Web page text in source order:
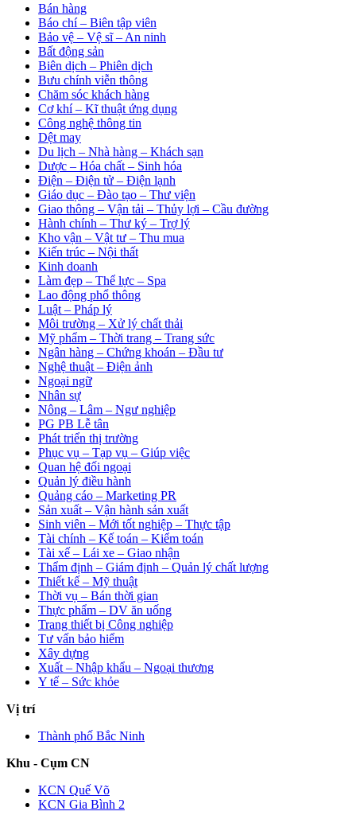
Bán hàng
Báo chí – Biên tập viên
Bảo vệ – Vệ sĩ – An ninh
Bất động sản
Biên dịch – Phiên dịch
Bưu chính viễn thông
Chăm sóc khách hàng
Cơ khí – Kĩ thuật ứng dụng
Công nghệ thông tin
Dệt may
Du lịch – Nhà hàng – Khách sạn
Dược – Hóa chất – Sinh hóa
Điện – Điện tử – Điện lạnh
Giáo dục – Đào tạo – Thư viện
Giao thông – Vận tải – Thủy lợi – Cầu đường
Hành chính – Thư ký – Trợ lý
Kho vận – Vật tư – Thu mua
Kiến trúc – Nội thất
Kinh doanh
Làm đẹp – Thể lực – Spa
Lao động phổ thông
Luật – Pháp lý
Môi trường – Xử lý chất thải
Mỹ phẩm – Thời trang – Trang sức
Ngân hàng – Chứng khoán – Đầu tư
Nghệ thuật – Điện ảnh
Ngoại ngữ
Nhân sự
Nông – Lâm – Ngư nghiệp
PG PB Lễ tân
Phát triển thị trường
Phục vụ – Tạp vụ – Giúp việc
Quan hệ đối ngoại
Quản lý điều hành
Quảng cáo – Marketing PR
Sản xuất – Vận hành sản xuất
Sinh viên – Mới tốt nghiệp – Thực tập
Tài chính – Kế toán – Kiểm toán
Tài xế – Lái xe – Giao nhận
Thẩm định – Giám định – Quản lý chất lượng
Thiết kế – Mỹ thuật
Thời vụ – Bán thời gian
Thực phẩm – DV ăn uống
Trang thiết bị Công nghiệp
Tư vấn bảo hiểm
Xây dựng
Xuất – Nhập khẩu – Ngoại thương
Y tế – Sức khỏe
Vị trí
Thành phố Bắc Ninh
Khu - Cụm CN
KCN Quế Võ
KCN Gia Bình 2